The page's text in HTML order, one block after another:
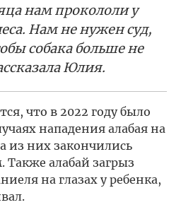
нам прокололи у
Нам не нужен суд,
собака больше не
Юлия.
что в 2022 году было
нападения алабая на
из них закончились
алабай загрыз
на глазах у ребенка,